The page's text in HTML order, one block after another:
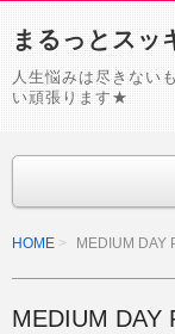
まるっとスッ
人生悩みは尽きない
い頑張ります★
HOME MEDIUM DAY
MEDIUM DAY